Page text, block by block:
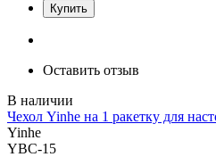
Оставить отзыв
Чехол Yinhe на 1 ракетку для
Yinhe
YBC-15